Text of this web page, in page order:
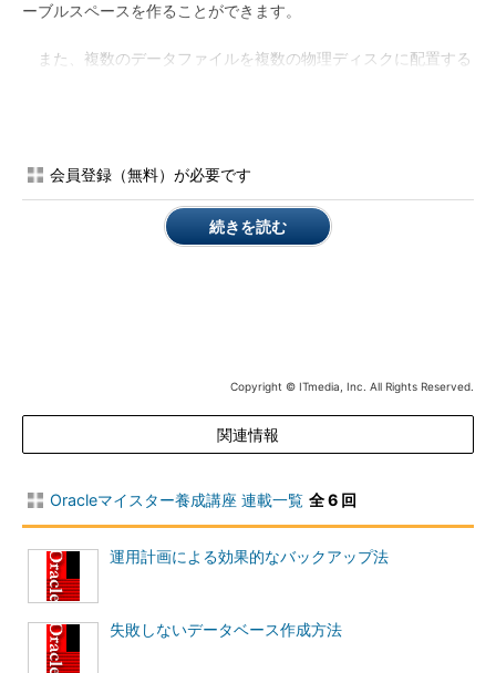
ーブルスペースを作ることができます。
また、複数のデータファイルを複数の物理ディスクに配置する
テーブルスペースにはユーザーのテーブルやインデックスだけ
でなく、システム領域（ユーザーログイン名やたくさんのシステ
システム領域用テーブルスペース
テンポラリー作業用テーブルスペース
データファイルの作成
は、テーブルスペースを作成するSQL文のパラメータとしてデー
タファイル名とその大きさを指定します。
会員登録（無料）が必要です
続きを読む
Copyright © ITmedia, Inc. All Rights Reserved.
関連情報
Oracleマイスター養成講座 連載一覧 全 6 回
運用計画による効果的なバックアップ法
失敗しないデータベース作成方法